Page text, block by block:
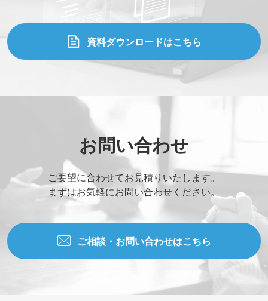
資料ダウンロードはこちら
お問い合わせ
ご要望に合わせてお見積りいたします。
まずはお気軽にお問い合わせください。
ご相談・お問い合わせはこちら